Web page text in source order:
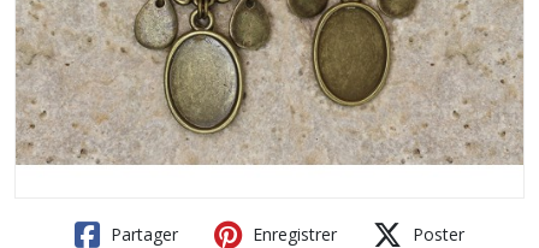
Partager Enregistrer Poster